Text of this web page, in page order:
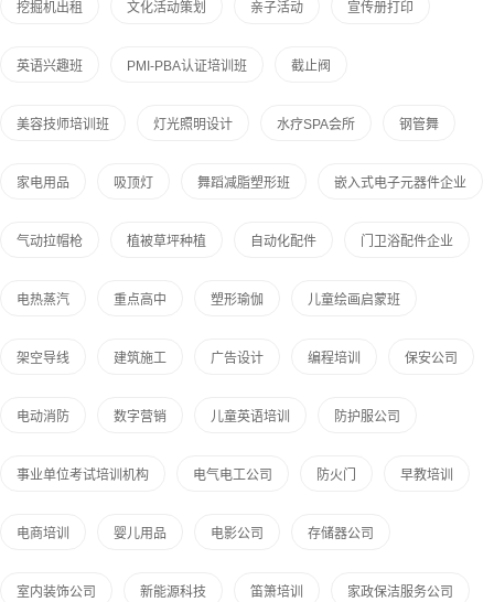
挖掘机出租 文化活动策划 亲子活动 宣传册打印
英语兴趣班 PMI-PBA认证培训班 截止阀
美容技师培训班 灯光照明设计 水疗SPA会所 钢管舞
家电用品 吸顶灯 舞蹈减脂塑形班 嵌入式电子元器件企业
气动拉帽枪 植被草坪种植 自动化配件 门卫浴配件企业
电热蒸汽 重点高中 塑形瑜伽 儿童绘画启蒙班
架空导线 建筑施工 广告设计 编程培训 保安公司
电动消防 数字营销 儿童英语培训 防护服公司
事业单位考试培训机构 电气电工公司 防火门 早教培训
电商培训 婴儿用品 电影公司 存储器公司
室内装饰公司 新能源科技 笛箫培训 家政保洁服务公司